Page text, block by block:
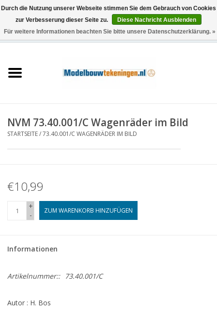
0 Artikel - €0,00
Schiffe
Holzbau
Maschinen
Dokumentation
NVM 73.40.001/C Wagenräder im Bild
STARTSEITE/73.40.001/C WAGENRÄDER IM BILD
€10,99
+
-
ZUM WARENKORB HINZUFÜGEN
Informationen
Artikelnummer:: 73.40.001/C
Autor : H. Bos
Durch die Nutzung unserer Webseite stimmen Sie dem Gebrauch von Cookies
zur Verbesserung dieser Seite zu.
Diese Nachricht Ausblenden
Für weitere Informationen beachten Sie bitte unsere Datenschutzerklärung. »